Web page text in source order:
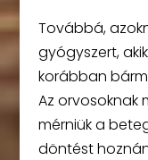
Továbbá,
gyógyszert,
korábban
Az orvosoknak
mérniük a
döntést